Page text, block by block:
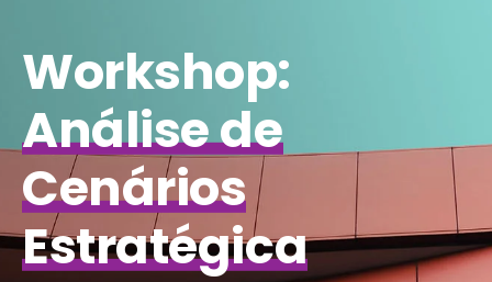
Workshop:
Análise de
Cenários
Estratégica